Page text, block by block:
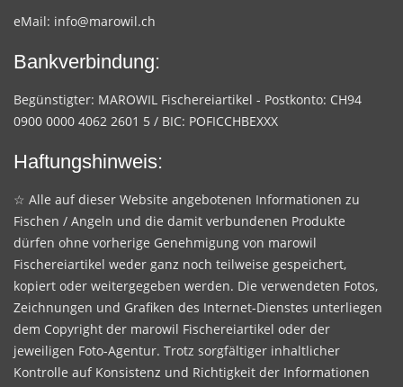
eMail: info@marowil.ch
Bankverbindung:
Begünstigter: MAROWIL Fischereiartikel - Postkonto: CH94
0900 0000 4062 2601 5 / BIC: POFICCHBEXXX
Haftungshinweis:
☆ Alle auf dieser Website angebotenen Informationen zu
Fischen / Angeln und die damit verbundenen Produkte
dürfen ohne vorherige Genehmigung von marowil
Fischereiartikel weder ganz noch teilweise gespeichert,
kopiert oder weitergegeben werden. Die verwendeten Fotos,
Zeichnungen und Grafiken des Internet-Dienstes unterliegen
dem Copyright der marowil Fischereiartikel oder der
jeweiligen Foto-Agentur. Trotz sorgfältiger inhaltlicher
Kontrolle auf Konsistenz und Richtigkeit der Informationen